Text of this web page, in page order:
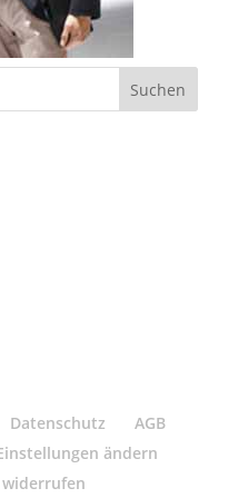
Datenschutz
AGB
ändern